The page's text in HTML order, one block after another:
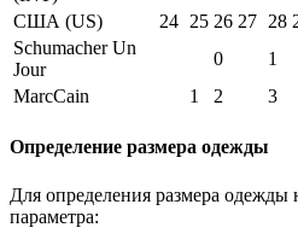
США (US)
24 25 26 27 28
Schumacher Un
Jour
0 1
MarcCain
1 2 3
Определение размера одежды
Для определения размера одежды
параметра: